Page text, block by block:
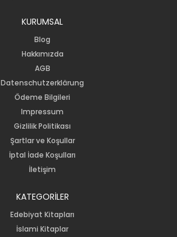
KURUMSAL
Blog
Hakkımızda
AGB
Datenschutzerklärung
Ödeme Bilgileri
Impressum
Gizlilik Politikası
Şartlar ve Koşullar
İptal İade Koşulları
İletişim
KATEGORİLER
Edebiyat Kitapları
İslami Kitaplar